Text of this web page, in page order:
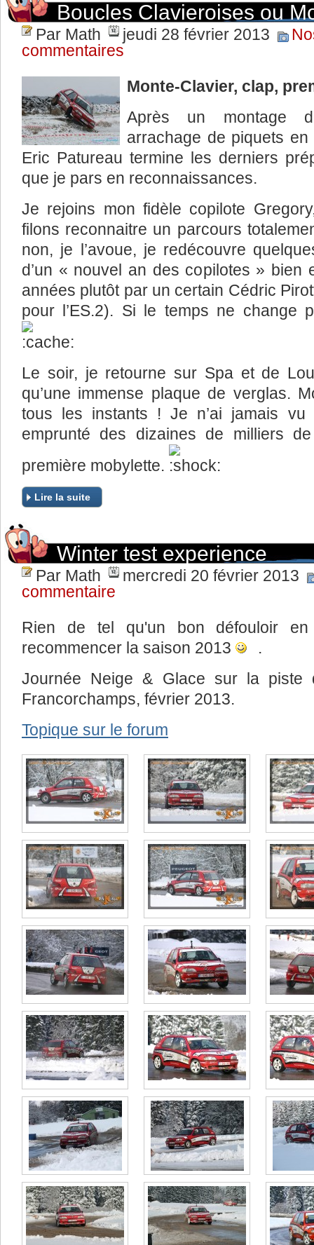
Boucles Clavieroises ou
Par Math jeudi 28 février 2013
commentaires
Monte-Clavier, clap,
Après un montage
arrachage de piquets
Eric Patureau termine les derniers
que je pars en reconnaissances.
Je rejoins mon fidèle copilote
filons reconnaitre un parcours
non, je l’avoue, je redécouvre
d’un « nouvel an des copilotes » bien
années plutôt par un certain Cédric
pour l’ES.2). Si le temps ne change
Le soir, je retourne sur Spa et de
qu’une immense plaque de verglas.
tous les instants ! Je n’ai jamais
emprunté des dizaines de milliers
première mobylette.
Lire la suite
Winter test experience
Par Math
mercredi 20 février 2013
commentaire
Rien de tel qu'un bon défouloir
recommencer la saison 2013
.
Journée Neige & Glace sur la piste
Francorchamps, février 2013.
Topique sur le forum